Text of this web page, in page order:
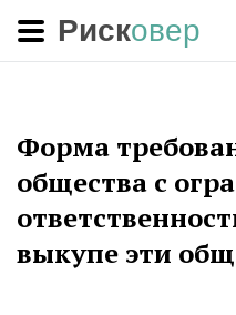
Рисковер
Форма
общества с
выкупе эти